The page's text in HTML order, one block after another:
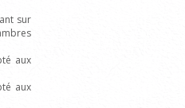
sur
aux
aux